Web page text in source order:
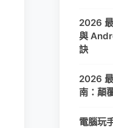
2026
與
訣
2026
南：顛
電腦玩